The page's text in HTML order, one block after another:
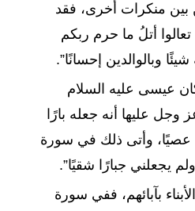
بين منكرات أخرى، فقد
أتلُ ما حرم ربكم
وبالوالدين إحسانًا”.
عيسى عليه السلام
وجل عليها أنه جعله بارًا
عصيًا، وأتى ذلك في سورة
يجعلني جبارًا شقيًا”.
بآبائهم، ففي سورة